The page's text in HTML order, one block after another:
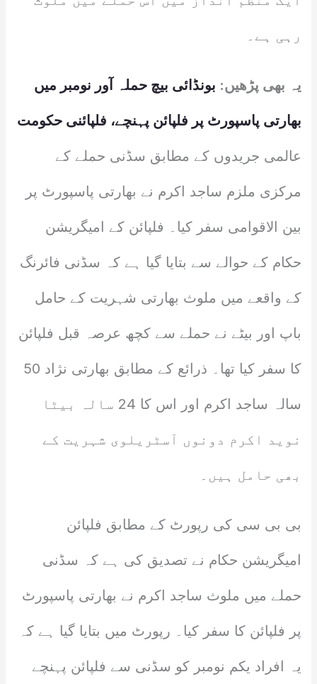
رہی ہے۔
یہ بھی پڑھیں: بونڈائی بیچ حملہ آور نومبر میں
بھارتی پاسپورٹ پر فلپائن پہنچے، فلپائنی حکومت
عالمی جریدوں کے مطابق سڈنی حملے کے
مرکزی ملزم ساجد اکرم نے بھارتی پاسپورٹ پر
بین الاقوامی سفر کیا۔ فلپائن کے امیگریشن
حکام کے حوالے سے بتایا گیا ہے کہ سڈنی فائرنگ
کے واقعے میں ملوث بھارتی شہریت کے حامل
باپ اور بیٹے نے حملے سے کچھ عرصہ قبل فلپائن
کا سفر کیا تھا۔ ذرائع کے مطابق بھارتی نژاد 50
سالہ ساجد اکرم اور اس کا 24 سالہ بیٹا
نوید اکرم دونوں آسٹریلوی شہریت کے
بھی حامل ہیں۔
بی بی سی کی رپورٹ کے مطابق فلپائن
امیگریشن حکام نے تصدیق کی ہے کہ سڈنی
حملے میں ملوث ساجد اکرم نے بھارتی پاسپورٹ
پر فلپائن کا سفر کیا۔ رپورٹ میں بتایا گیا ہے کہ
یہ افراد یکم نومبر کو سڈنی سے فلپائن پہنچے